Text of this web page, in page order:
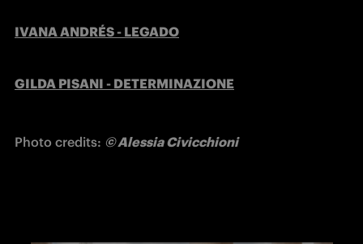
IVANA ANDRÉS - LEGADO
GILDA PISANI - DETERMINAZIONE
Photo credits: © Alessia Civicchioni